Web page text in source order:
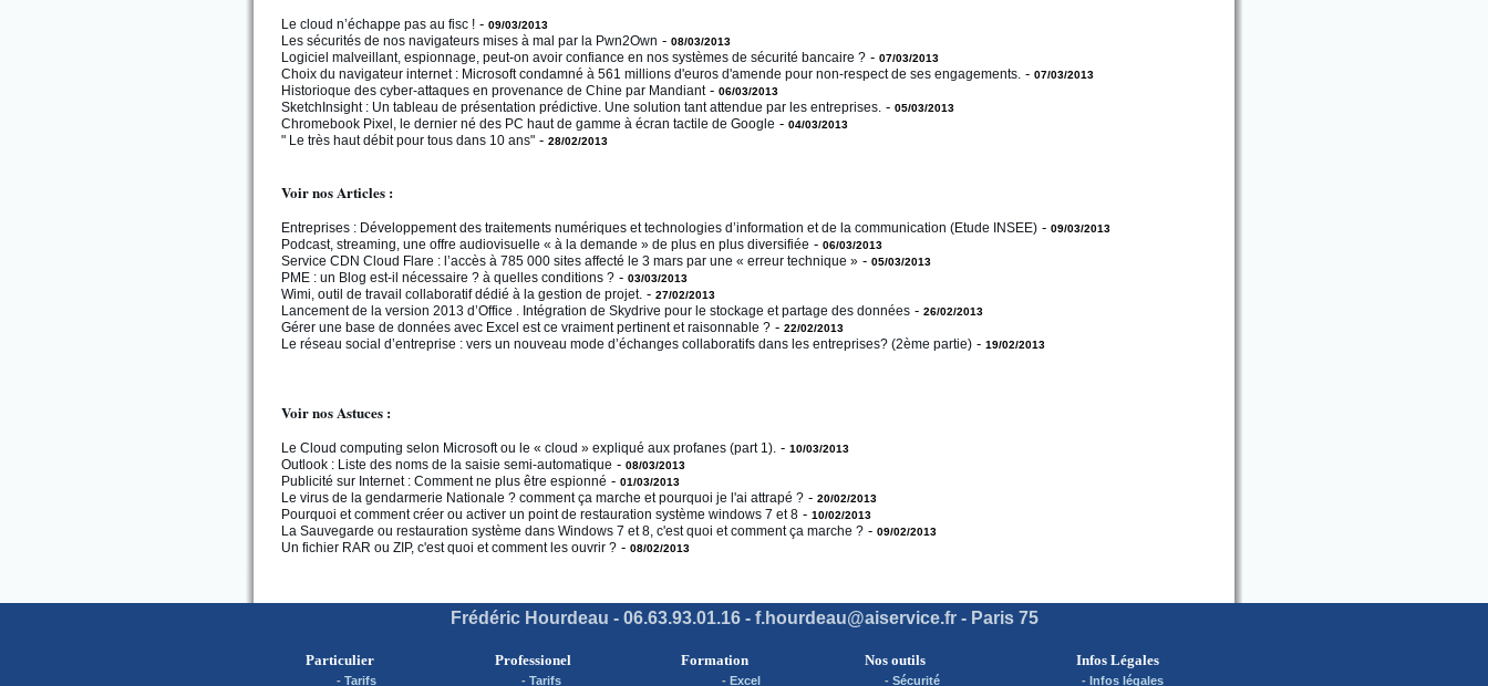
Le cloud n’échappe pas au fisc ! - 09/03/2013
Les sécurités de nos navigateurs mises à mal par la Pwn2Own - 08/03/2013
Logiciel malveillant, espionnage, peut-on avoir confiance en nos systèmes de sécurité bancaire ? - 07/03/2013
Choix du navigateur internet : Microsoft condamné à 561 millions d'euros d'amende pour non-respect de ses engagements. - 07/03/2013
Historioque des cyber-attaques en provenance de Chine par Mandiant- 06/03/2013
SketchInsight : Un tableau de présentation prédictive. Une solution tant attendue par les entreprises. - 05/03/2013
Chromebook Pixel, le dernier né des PC haut de gamme à écran tactile de Google - 04/03/2013
" Le très haut débit pour tous dans 10 ans" - 28/02/2013
Voir nos Articles :
Entreprises : Développement des traitements numériques et technologies d’information et de la communication (Etude INSEE) - 09/03/2013
Podcast, streaming, une offre audiovisuelle « à la demande » de plus en plus diversifiée - 06/03/2013
Service CDN Cloud Flare : l’accès à 785 000 sites affecté le 3 mars par une « erreur technique » - 05/03/2013
PME : un Blog est-il nécessaire ? à quelles conditions ? - 03/03/2013
Wimi, outil de travail collaboratif dédié à la gestion de projet. - 27/02/2013
Lancement de la version 2013 d’Office . Intégration de Skydrive pour le stockage et partage des données - 26/02/2013
Gérer une base de données avec Excel est ce vraiment pertinent et raisonnable ? - 22/02/2013
Le réseau social d’entreprise : vers un nouveau mode d’échanges collaboratifs dans les entreprises? (2ème partie) - 19/02/2013
Voir nos Astuces :
Le Cloud computing selon Microsoft ou le « cloud » expliqué aux profanes (part 1). - 10/03/2013
Outlook : Liste des noms de la saisie semi-automatique - 08/03/2013
Publicité sur Internet : Comment ne plus être espionné - 01/03/2013
Le virus de la gendarmerie Nationale ? comment ça marche et pourquoi je l'ai attrapé ? - 20/02/2013
Pourquoi et comment créer ou activer un point de restauration système windows 7 et 8 - 10/02/2013
La Sauvegarde ou restauration système dans Windows 7 et 8, c'est quoi et comment ça marche ? - 09/02/2013
Un fichier RAR ou ZIP, c'est quoi et comment les ouvrir ? - 08/02/2013
Frédéric Hourdeau - 06.63.93.01.16 - f.hourdeau@aiservice.fr - Paris 75
Particulier Professionel Formation Nos outils Infos Légales
- Tarifs - Tarifs - Excel - Sécurité - Infos légales